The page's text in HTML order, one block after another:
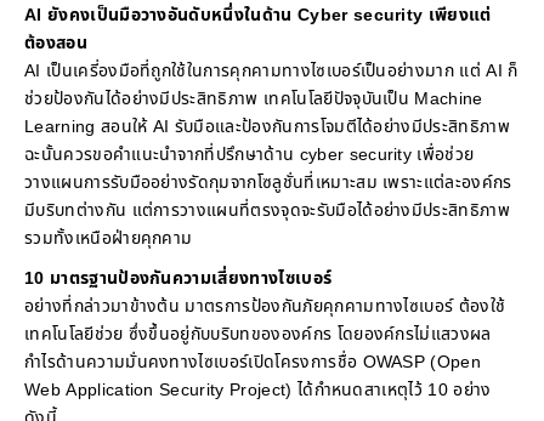
AI ยังคงเป็นมือวางอันดับหนึ่งในด้าน Cyber security เพียงแต่
ต้องสอน
AI เป็นเครี่องมือที่ถูกใช้ในการคุกคามทางไซเบอร์เป็นอย่างมาก แต่ AI ก็
ช่วยป้องกันได้อย่างมีประสิทธิภาพ เทคโนโลยีปัจจุบันเป็น Machine
Learning สอนให้ AI รับมือและป้องกันการโจมตีได้อย่างมีประสิทธิภาพ
ฉะนั้นควรขอคำแนะนำจากที่ปรึกษาด้าน cyber security เพื่อช่วย
วางแผนการรับมืออย่างรัดกุมจากโซลูชั่นที่เหมาะสม เพราะแต่ละองค์กร
มีบริบทต่างกัน แต่การวางแผนที่ตรงจุดจะรับมือได้อย่างมีประสิทธิภาพ
รวมทั้งเหนือฝ่ายคุกคาม
10 มาตรฐานป้องกันความเสี่ยงทางไซเบอร์
อย่างที่กล่าวมาข้างต้น มาตรการป้องกันภัยคุกคามทางไซเบอร์ ต้องใช้
เทคโนโลยีช่วย ซึ่งขึ้นอยู่กับบริบทขององค์กร โดยองค์กรไม่แสวงผล
กำไรด้านความมั่นคงทางไซเบอร์เปิดโครงการชื่อ OWASP (Open
Web Application Security Project) ได้กำหนดสาเหตุไว้ 10 อย่าง